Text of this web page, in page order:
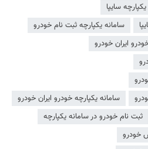
سایپا
سامانه یکپارچه ثبت نام خودرو
ایران خودرو
سامانه یکپارچه خودرو ایران خودرو
ثبت نام خودرو در سامانه یکپارچه
خودرو